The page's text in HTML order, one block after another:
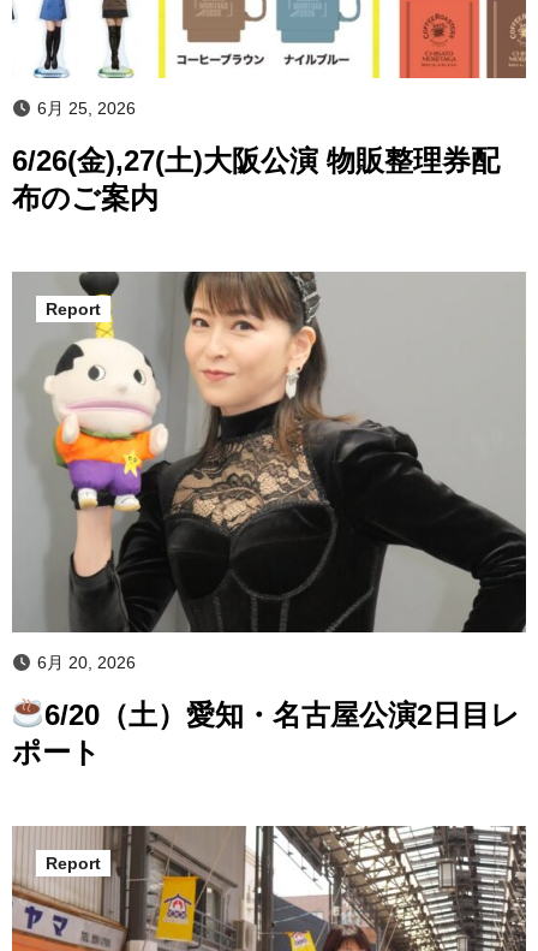
6月 25, 2026
6/26(金),27(土)大阪公演 物販整理券配
布のご案内
Report
6月 20, 2026
6/20（土）愛知・名古屋公演2日目レ
ポート
Report